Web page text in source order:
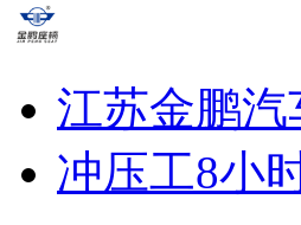
江苏金鹏
冲压工8小